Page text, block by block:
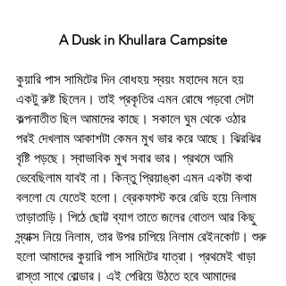
A Dusk in Khullara Campsite
কুয়ারি পাস সামিটের দিন বোধহয় স্বয়ং মহাদেব মনে হয়
একটু রুষ্ট ছিলেন। তাই প্রকৃতির এমন রোষে পড়বো সেটা
কল্পনাতীত ছিল আমাদের কাছে। সকালে ঘুম থেকে ওঠার
পরই দেখলাম আকাশটা কেমন মুখ ভার করে আছে। ঝিরঝির
বৃষ্টি পড়ছে। স্বাভাবিক মুখ সবার ভার। প্রথমে আমি
ভেবেছিলাম যাবই না। কিন্তু প্রিয়াঙ্কা এমন একটা কথা
বললো যে যেতেই হলো। ব্রেকফাস্ট করে রেডি হয়ে নিলাম
তাড়াতাড়ি। পিঠে ছোট্ট ব্যাগ তাতে জলের বোতল আর কিছু
স্ন্যাক্স নিয়ে নিলাম, তার উপর চাপিয়ে নিলাম রেইনকোট। শুরু
হলো আমাদের কুয়ারি পাস সামিটের যাত্রা। প্রথমেই খাড়া
রাস্তা সাথে বোল্ডার। এই পেরিয়ে উঠতে হবে আমাদের